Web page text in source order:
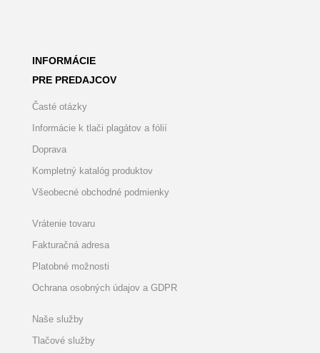
INFORMÁCIE
PRE PREDAJCOV
Časté otázky
Informácie k tlači plagátov a fólií
Doprava
Kompletný katalóg produktov
Všeobecné obchodné podmienky
Vrátenie tovaru
Fakturačná adresa
Platobné možnosti
Ochrana osobných údajov a GDPR
Naše služby
Tlačové služby